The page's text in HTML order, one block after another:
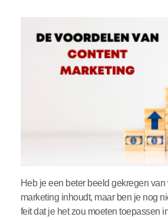
Heb je een beter beeld gekregen van
marketing inhoudt, maar ben je nog
feit dat je het zou moeten toepassen